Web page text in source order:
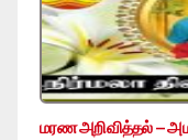
மரண அறிவித்தல் –